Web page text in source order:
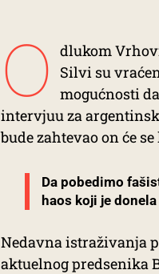
O dlukom
Silvi su
mogućnosti
intervjuu za
bude zahtevao on će
Da pobedimo
haos koji je
Nedavna istraživanja
aktuelnog predsenika